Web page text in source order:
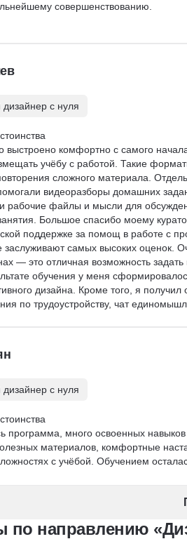
совершенствованию.
борьбы с собой, который все еще
с центром карьеры, о нем пока
Содействие с трудоустройством как
SkyPro однозначно!
с нуля
выстроено комфортно с самого
учёбу с работой. Такие
сложного материала.
видеоразборы домашних
рабочие файлы и мысли для
Большое спасибо моему
поддержке за помощ в работе с
заслуживают самых высоких оценок.
— это отличная возможность
обучения у меня
дизайна. Кроме того, я получил
по трудоустройству, чат
«Графический дизайнер» и
в профессии. Имея художественное
перенести их в цифровую среду.
к платформе — было бы
с нуля
программа, много освоенных
материалов, комфортные
с учёбой. Обучением
по направлению